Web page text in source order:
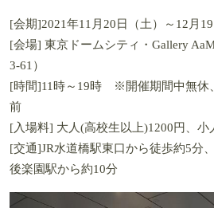
[会期]2021年11月20日（土）～12月19
[会場] 東京ドームシティ・Gallery
3-61）
[時間]11時～19時 ※開催期間中無休
前
[入場料] 大人(高校生以上)1200円、小
[交通]JR水道橋駅東口から徒歩約5分
後楽園駅から約10分